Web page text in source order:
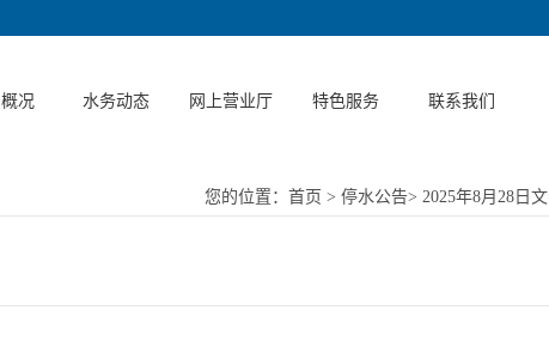
况 水务动态 网上营业厅
缴费渠道
特色服务
一站式代建服
联系我们
您的位置： 首页 > 停水公告> 2025年8月28日